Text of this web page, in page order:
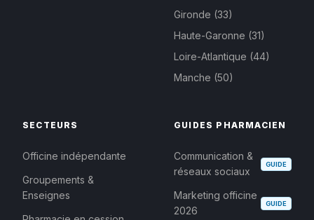
Gironde (33)
Haute-Garonne (31)
Loire-Atlantique (44)
Manche (50)
SECTEURS
Officine indépendante
Groupements &
Enseignes
GUIDES PHARMACIEN
Communication &
réseaux sociaux
GUIDE
Marketing officine
2026
GUIDE